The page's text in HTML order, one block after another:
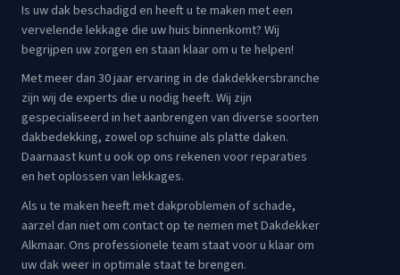
Is uw dak beschadigd en heeft u te maken met een
vervelende lekkage die uw huis binnenkomt? Wij
begrijpen uw zorgen en staan klaar om u te helpen!
Met meer dan 30 jaar ervaring in de dakdekkersbranche
zijn wij de experts die u nodig heeft. Wij zijn
gespecialiseerd in het aanbrengen van diverse soorten
dakbedekking, zowel op schuine als platte daken.
Daarnaast kunt u ook op ons rekenen voor reparaties
en het oplossen van lekkages.
Als u te maken heeft met dakproblemen of schade,
aarzel dan niet om contact op te nemen met Dakdekker
Alkmaar. Ons professionele team staat voor u klaar om
uw dak weer in optimale staat te brengen.